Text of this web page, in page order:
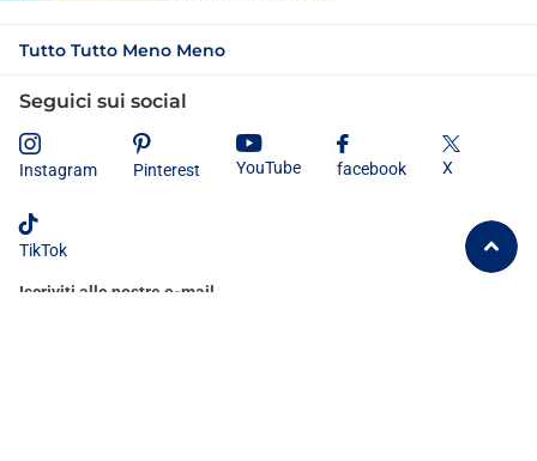
Tutto Tutto Meno Meno
Seguici sui social
Instagram Pinterest YouTube facebook X
TikTok
Iscriviti alle nostre e-mail